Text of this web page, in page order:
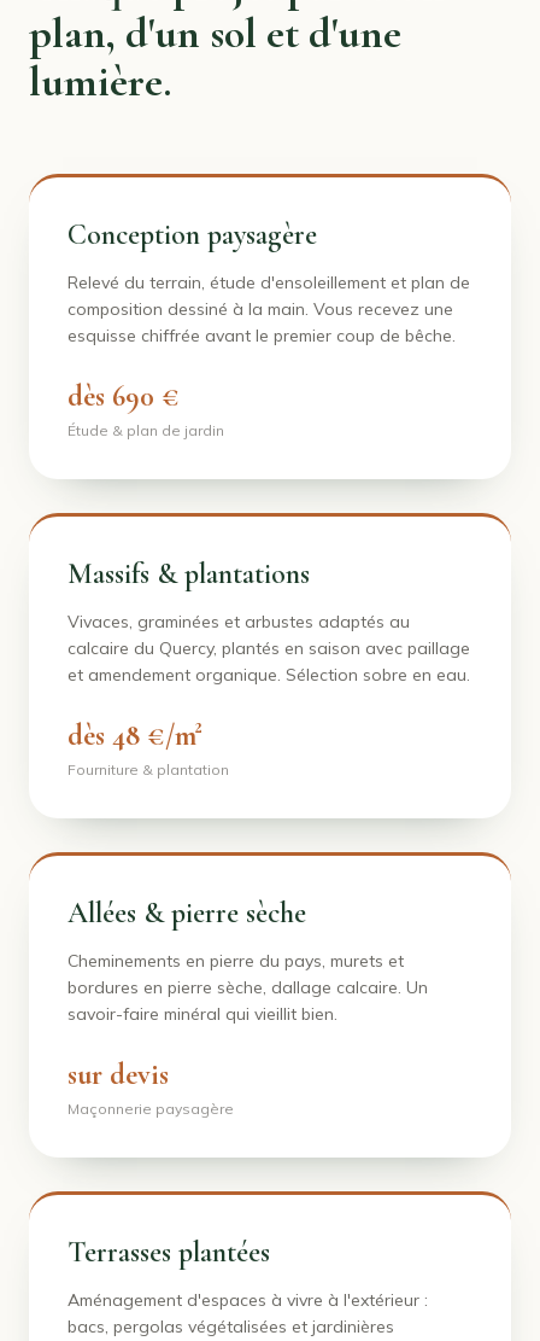
plan, d'un sol et d'une
lumière.
Conception paysagère
Relevé du terrain, étude d'ensoleillement et plan de
composition dessiné à la main. Vous recevez une
esquisse chiffrée avant le premier coup de bêche.
dès 690 €
Étude & plan de jardin
Massifs & plantations
Vivaces, graminées et arbustes adaptés au
calcaire du Quercy, plantés en saison avec paillage
et amendement organique. Sélection sobre en eau.
dès 48 €/m²
Fourniture & plantation
Allées & pierre sèche
Cheminements en pierre du pays, murets et
bordures en pierre sèche, dallage calcaire. Un
savoir-faire minéral qui vieillit bien.
sur devis
Maçonnerie paysagère
Terrasses plantées
Aménagement d'espaces à vivre à l'extérieur :
bacs, pergolas végétalisées et jardinières